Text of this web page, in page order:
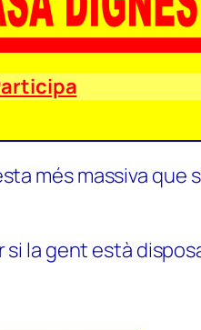
més massiva que
la gent està